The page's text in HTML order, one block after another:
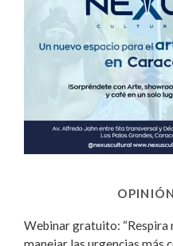
Webinar gratuito: “Respira